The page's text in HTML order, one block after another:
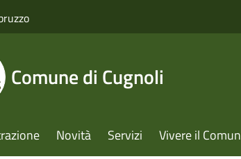
Comune di Cugnoli
Novità Servizi Vivere il